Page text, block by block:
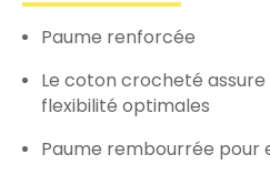
Paume renforcée
Le coton crocheté
flexibilité optimales
Paume rembourrée pour